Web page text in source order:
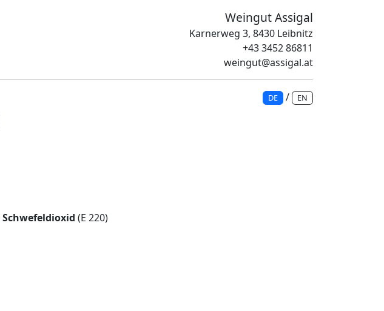
Weingut Assigal
Karnerweg 3, 8430 Leibnitz
+43 3452 86811
weingut@assigal.at
DE / EN
Schwefeldioxid (E 220)